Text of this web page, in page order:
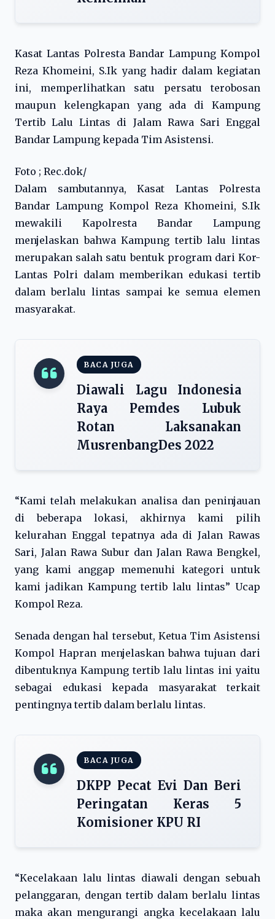
Kasat Lantas Polresta Bandar Lampung Kompol
Reza Khomeini, S.Ik yang hadir dalam kegiatan
ini, memperlihatkan satu persatu terobosan
maupun kelengkapan yang ada di Kampung
Tertib Lalu Lintas di Jalam Rawa Sari Enggal
Bandar Lampung kepada Tim Asistensi.
Foto ; Rec.dok/
Dalam sambutannya, Kasat Lantas Polresta
Bandar Lampung Kompol Reza Khomeini, S.Ik
mewakili Kapolresta Bandar Lampung
menjelaskan bahwa Kampung tertib lalu lintas
merupakan salah satu bentuk program dari Kor-
Lantas Polri dalam memberikan edukasi tertib
dalam berlalu lintas sampai ke semua elemen
masyarakat.
BACA JUGA
Diawali Lagu Indonesia
Raya Pemdes Lubuk
Rotan Laksanakan
MusrenbangDes 2022
“Kami telah melakukan analisa dan peninjauan
di beberapa lokasi, akhirnya kami pilih
kelurahan Enggal tepatnya ada di Jalan Rawas
Sari, Jalan Rawa Subur dan Jalan Rawa Bengkel,
yang kami anggap memenuhi kategori untuk
kami jadikan Kampung tertib lalu lintas” Ucap
Kompol Reza.
Senada dengan hal tersebut, Ketua Tim Asistensi
Kompol Hapran menjelaskan bahwa tujuan dari
dibentuknya Kampung tertib lalu lintas ini yaitu
sebagai edukasi kepada masyarakat terkait
pentingnya tertib dalam berlalu lintas.
BACA JUGA
DKPP Pecat Evi Dan Beri
Peringatan Keras 5
Komisioner KPU RI
“Kecelakaan lalu lintas diawali dengan sebuah
pelanggaran, dengan tertib dalam berlalu lintas
maka akan mengurangi angka kecelakaan lalu